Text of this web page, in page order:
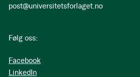
post@universitetsforlaget.no
Følg oss:
Facebook
LinkedIn